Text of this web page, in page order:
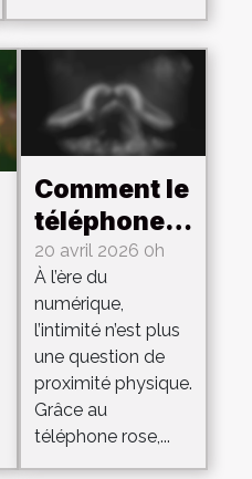
Comment le
téléphone
rose
favorise
l'intimité à
distance ?
20 avril 2026 0h
À l’ère du
numérique,
l’intimité n’est plus
une question de
proximité physique.
Grâce au
téléphone rose,...